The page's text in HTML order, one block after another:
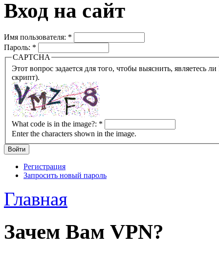
Вход на сайт
Имя пользователя: *
Пароль: *
CAPTCHA
Этот вопрос задается для того, чтобы выяснить, являетесь ли Вы человеком или представляете из себя робота
скрипт).
What code is in the image?: *
Enter the characters shown in the image.
Регистрация
Запросить новый пароль
Главная
Зачем Вам VPN?